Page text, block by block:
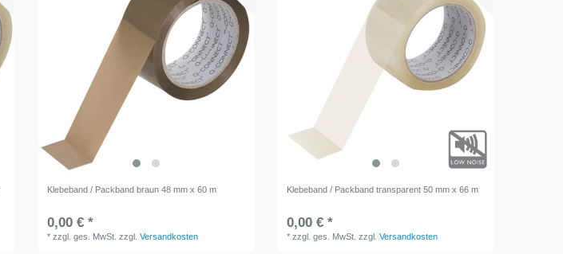
Klebeband / Packband braun 48 mm x 60 m
0,00 € *
*zzgl. ges. MwSt. zzgl.Versandkosten
Klebeband / Packband transparent 50 mm x 66 m
0,00 € *
*zzgl. ges. MwSt. zzgl.Versandkosten